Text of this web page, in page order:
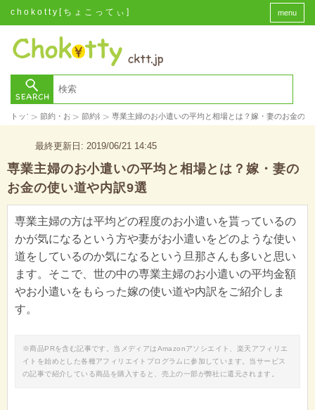
chokotty[ちょこってぃ] menu
トップ> 節約・お金
> 節約術> 専業主婦のお小遣いの平均と相場とは？嫁・妻のお金の使
最終更新日: 2019/06/21 14:45
専業主婦のお小遣いの平均と相場とは？嫁・妻の
お金の使い道や内訳9選
専業主婦の方は平均どの程度のお小遣いを貰っているの
かが気になるという方や妻がお小遣いをどのような使い
道をしているのか気になるという旦那さんも多いと思い
ます。そこで、世の中の専業主婦のお小遣いの平均金額
やお小遣いをもらった嫁の使い道や内訳をご紹介しま
す。
※商品PRを含む記事です。当メディアはAmazonアソシエイト、楽天アフィリエ
イトを始めとした各種アフィリエイトプログラムに参加しています。当サービス
の記事で紹介している商品を購入すると、売上の一部が弊社に還元されます。